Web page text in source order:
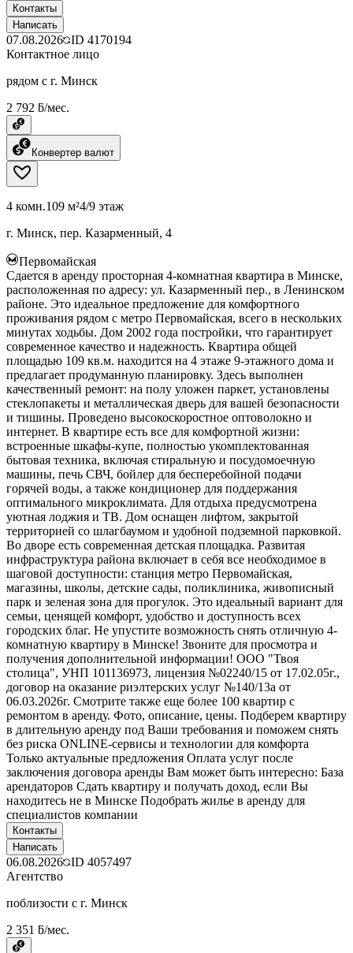
Контакты
Написать
07.08.2026 ID 4170194
Контактное лицо
рядом с г. Минск
2 792 ƃ/мес.
Конвертер валют
4 комн.109 м²4/9 этаж
г. Минск, пер. Казарменный, 4
Первомайская
Сдается в аренду просторная 4-комнатная квартира в Минске,
расположенная по адресу: ул. Казарменный пер., в Ленинском
районе. Это идеальное предложение для комфортного
проживания рядом с метро Первомайская, всего в нескольких
минутах ходьбы. Дом 2002 года постройки, что гарантирует
современное качество и надежность. Квартира общей
площадью 109 кв.м. находится на 4 этаже 9-этажного дома и
предлагает продуманную планировку. Здесь выполнен
качественный ремонт: на полу уложен паркет, установлены
стеклопакеты и металлическая дверь для вашей безопасности
и тишины. Проведено высокоскоростное оптоволокно и
интернет. В квартире есть все для комфортной жизни:
встроенные шкафы-купе, полностью укомплектованная
бытовая техника, включая стиральную и посудомоечную
машины, печь СВЧ, бойлер для бесперебойной подачи
горячей воды, а также кондиционер для поддержания
оптимального микроклимата. Для отдыха предусмотрена
уютная лоджия и ТВ. Дом оснащен лифтом, закрытой
территорией со шлагбаумом и удобной подземной парковкой.
Во дворе есть современная детская площадка. Развитая
инфраструктура района включает в себя все необходимое в
шаговой доступности: станция метро Первомайская,
магазины, школы, детские сады, поликлиника, живописный
парк и зеленая зона для прогулок. Это идеальный вариант для
семьи, ценящей комфорт, удобство и доступность всех
городских благ. Не упустите возможность снять отличную 4-
комнатную квартиру в Минске! Звоните для просмотра и
получения дополнительной информации! ООО "Твоя
столица", УНП 101136973, лицензия №02240/15 от 17.02.05г.,
договор на оказание риэлтерских услуг №140/13а от
06.03.2026г. Смотрите также еще более 100 квартир с
ремонтом в аренду. Фото, описание, цены. Подберем квартиру
в длительную аренду под Ваши требования и поможем снять
без риска ONLINE-сервисы и технологии для комфорта
Только актуальные предложения Оплата услуг после
заключения договора аренды Вам может быть интересно: База
арендаторов Сдать квартиру и получать доход, если Вы
находитесь не в Минске Подобрать жилье в аренду для
специалистов компании
Контакты
Написать
06.08.2026 ID 4057497
Агентство
поблизости с г. Минск
2 351 ƃ/мес.